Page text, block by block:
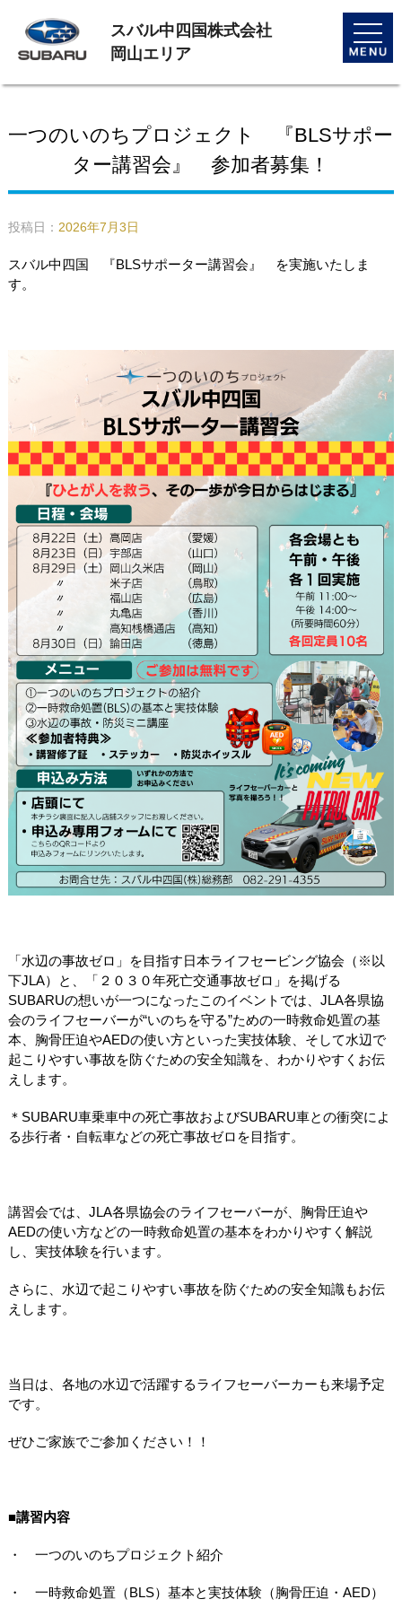
toggle
スバル中四国株式会社
岡山エリア
一つのいのちプロジェクト 『BLSサポー
ター講習会』 参加者募集！
投稿日： 2026年7月3日
スバル中四国 『BLSサポーター講習会』 を実施いたしま
す。
「水辺の事故ゼロ」を目指す日本ライフセービング協会（※以
下JLA）と、「２０３０年死亡交通事故ゼロ」を掲げる
SUBARUの想いが一つになったこのイベントでは、JLA各県協
会のライフセーバーが“いのちを守る”ための一時救命処置の基
本、胸骨圧迫やAEDの使い方といった実技体験、そして水辺で
起こりやすい事故を防ぐための安全知識を、わかりやすくお伝
えします。
＊ SUBARU車乗車中の死亡事故およびSUBARU車との衝突によ
る歩行者・自転車などの死亡事故ゼロを目指す。
講習会では、 JLA各県協会のライフセーバーが、胸骨圧迫や
AEDの使い方などの一時救命処置の基本をわかりやすく解説
し、実技体験を行います。
さらに、水辺で起こりやすい事故を防ぐための安全知識もお伝
えします。
当日は、各地の水辺で活躍するライフセーバーカーも来場予定
です。
ぜひご家族でご参加ください！！
■講習内容
・ 一つのいのちプロジェクト紹介
・ 一時救命処置（BLS）基本と実技体験（胸骨圧迫・ AED）